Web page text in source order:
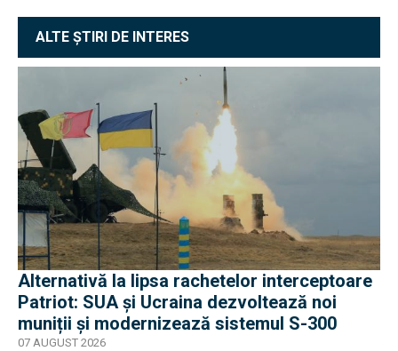
ALTE ȘTIRI DE INTERES
Alternativă la lipsa rachetelor interceptoare
Patriot: SUA și Ucraina dezvoltează noi
muniții și modernizează sistemul S-300
07 AUGUST 2026